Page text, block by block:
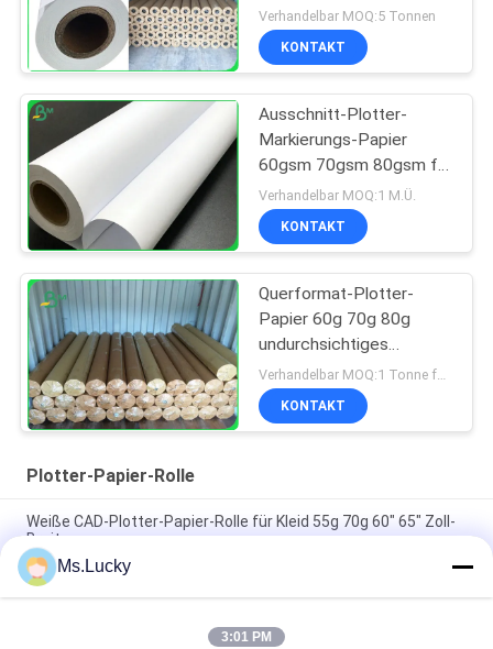
Holzschliff des Kleid55g
60g 65g
Verhandelbar MOQ:5 Tonnen
KONTAKT
Ausschnitt-Plotter-
Markierungs-Papier
60gsm 70gsm 80gsm für
graphtec Plotter Drucker
Verhandelbar MOQ:1 M.Ü.
KONTAKT
Querformat-Plotter-
Papier 60g 70g 80g
undurchsichtiges
Bondfür die Kleiderfabrik
glatt
KONTAKT
Plotter-Papier-Rolle
Weiße CAD-Plotter-Papier-Rolle für Kleid 55g 70g 60" 65" Zoll-
Breite
Tintenstrahl, der Plotter-Papier-Rolle der Bindungs60gsm für
Entwurfs-Drucker druckt
Ms.Lucky
3:01 PM